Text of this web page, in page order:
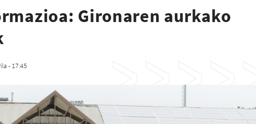
Gironaren aurkako
- 17:45